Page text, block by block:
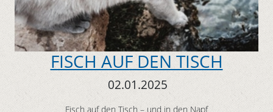
FISCH AUF DEN TISCH
02.01.2025
Fisch auf den Tisch – und in den Napf